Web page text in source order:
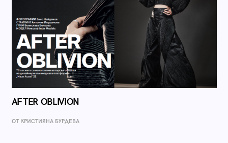
AFTER OBLIVION
ОТ КРИСТИЯНА БУРДЕВА